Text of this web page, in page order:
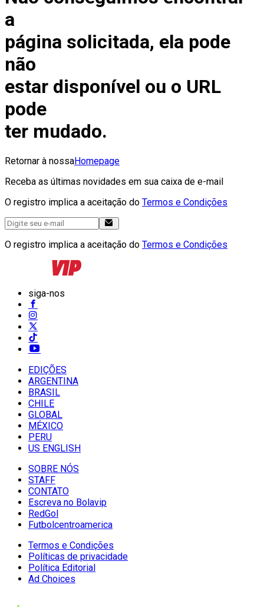
a
página solicitada, ela pode
não
estar disponível ou o URL
pode
ter mudado.
Retornar à nossaHomepage
Receba as últimas novidades em sua caixa de e-mail
O registro implica a aceitação do Termos e Condições
O registro implica a aceitação do Termos e Condições
siga-nos
EDIÇÕES
ARGENTINA
BRASIL
CHILE
GLOBAL
MÉXICO
PERU
US ENGLISH
SOBRE NÓS
STAFF
CONTATO
Escreva no Bolavip
RedGol
Futbolcentroamerica
Termos e Condições
Políticas de privacidade
Política Editorial
Ad Choices